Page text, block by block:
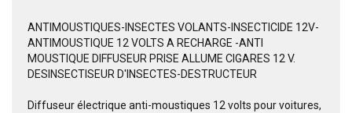
ANTIMOUSTIQUES-INSECTES VOLANTS-INSECTICIDE 12V-
ANTIMOUSTIQUE 12 VOLTS A RECHARGE -ANTI
MOUSTIQUE DIFFUSEUR PRISE ALLUME CIGARES 12 V.
DESINSECTISEUR D'INSECTES-DESTRUCTEUR
Diffuseur électrique anti-moustiques 12 volts pour voitures,